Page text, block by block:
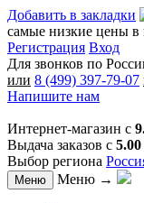
Добавить в закладки
самые низкие цены в
Регистрация Вход
Для звонков по
или 8 (499) 397-79-07
Напишите нам
Интернет-магазин с
Выдача заказов с 5.00
Выбор региона
Меню Меню →